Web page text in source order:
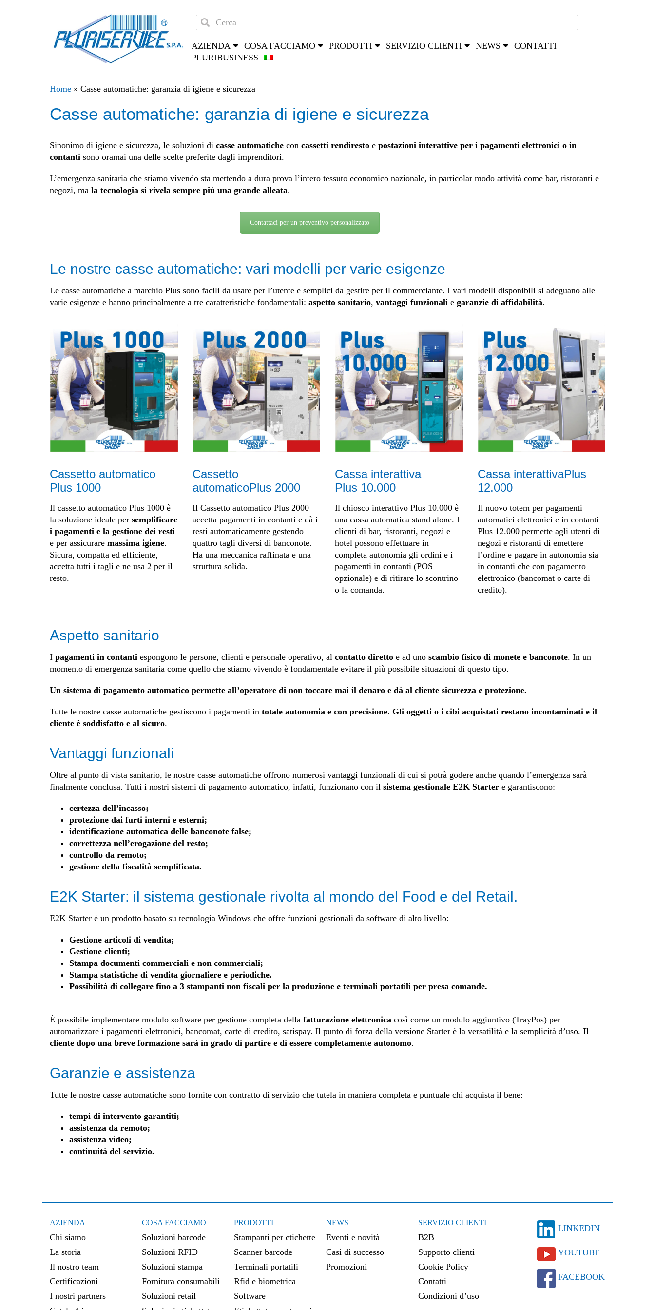
AZIENDA COSA FACCIAMO PRODOTTI SERVIZIO CLIENTI NEWS
CONTATTI
PLURIBUSINESS
Home » Casse automatiche: garanzia di igiene e sicurezza
Casse automatiche: garanzia di igiene e sicurezza
Sinonimo di igiene e sicurezza, le soluzioni di casse automatiche con cassetti rendiresto e postazioni interattive per i pagamenti elettronici o in
contanti sono oramai una delle scelte preferite dagli imprenditori.
L’emergenza sanitaria che stiamo vivendo sta mettendo a dura prova l’intero tessuto economico nazionale, in particolar modo attività come bar, ristoranti e
negozi, ma la tecnologia si rivela sempre più una grande alleata.
Contattaci per un preventivo personalizzato
Le nostre casse automatiche: vari modelli per varie esigenze
Le casse automatiche a marchio Plus sono facili da usare per l’utente e semplici da gestire per il commerciante. I vari modelli disponibili si adeguano alle
varie esigenze e hanno principalmente a tre caratteristiche fondamentali: aspetto sanitario, vantaggi funzionali e garanzie di affidabilità.
Cassetto automatico
Plus 1000
Il cassetto automatico Plus 1000 è
la soluzione ideale per semplificare
i pagamenti e la gestione dei resti
e per assicurare massima igiene.
Sicura, compatta ed efficiente,
accetta tutti i tagli e ne usa 2 per il
resto.
Cassetto
automaticoPlus 2000
Il Cassetto automatico Plus 2000
accetta pagamenti in contanti e dà i
resti automaticamente gestendo
quattro tagli diversi di banconote.
Ha una meccanica raffinata e una
struttura solida.
Cassa interattiva
Plus 10.000
Il chiosco interattivo Plus 10.000 è
una cassa automatica stand alone. I
clienti di bar, ristoranti, negozi e
hotel possono effettuare in
completa autonomia gli ordini e i
pagamenti in contanti (POS
opzionale) e di ritirare lo scontrino
o la comanda.
Cassa interattivaPlus
12.000
Il nuovo totem per pagamenti
automatici elettronici e in contanti
Plus 12.000 permette agli utenti di
negozi e ristoranti di emettere
l’ordine e pagare in autonomia sia
in contanti che con pagamento
elettronico (bancomat o carte di
credito).
Aspetto sanitario
I pagamenti in contanti espongono le persone, clienti e personale operativo, al contatto diretto e ad uno scambio fisico di monete e banconote. In un
momento di emergenza sanitaria come quello che stiamo vivendo è fondamentale evitare il più possibile situazioni di questo tipo.
Un sistema di pagamento automatico permette all’operatore di non toccare mai il denaro e dà al cliente sicurezza e protezione.
Tutte le nostre casse automatiche gestiscono i pagamenti in totale autonomia e con precisione. Gli oggetti o i cibi acquistati restano incontaminati e il
cliente è soddisfatto e al sicuro.
Vantaggi funzionali
Oltre al punto di vista sanitario, le nostre casse automatiche offrono numerosi vantaggi funzionali di cui si potrà godere anche quando l’emergenza sarà
finalmente conclusa. Tutti i nostri sistemi di pagamento automatico, infatti, funzionano con il sistema gestionale E2K Starter e garantiscono:
certezza dell’incasso;
protezione dai furti interni e esterni;
identificazione automatica delle banconote false;
correttezza nell’erogazione del resto;
controllo da remoto;
gestione della fiscalità semplificata.
E2K Starter: il sistema gestionale rivolta al mondo del Food e del Retail.
E2K Starter è un prodotto basato su tecnologia Windows che offre funzioni gestionali da software di alto livello:
Gestione articoli di vendita;
Gestione clienti;
Stampa documenti commerciali e non commerciali;
Stampa statistiche di vendita giornaliere e periodiche.
Possibilità di collegare fino a 3 stampanti non fiscali per la produzione e terminali portatili per presa comande.
È possibile implementare modulo software per gestione completa della fatturazione elettronica così come un modulo aggiuntivo (TrayPos) per
automatizzare i pagamenti elettronici, bancomat, carte di credito, satispay. Il punto di forza della versione Starter è la versatilità e la semplicità d’uso. Il
cliente dopo una breve formazione sarà in grado di partire e di essere completamente autonomo.
Garanzie e assistenza
Tutte le nostre casse automatiche sono fornite con contratto di servizio che tutela in maniera completa e puntuale chi acquista il bene:
tempi di intervento garantiti;
assistenza da remoto;
assistenza video;
continuità del servizio.
AZIENDA
Chi siamo
La storia
Il nostro team
Certificazioni
I nostri partners
COSA FACCIAMO
Soluzioni barcode
Soluzioni RFID
Soluzioni stampa
Fornitura consumabili
Soluzioni retail
PRODOTTI
Stampanti per etichette
Scanner barcode
Terminali portatili
Rfid e biometrica
Software
NEWS
Eventi e novità
Casi di successo
Promozioni
SERVIZIO CLIENTI
B2B
Supporto clienti
Cookie Policy
Contatti
Condizioni d’uso
LINKEDIN
YOUTUBE
FACEBOOK